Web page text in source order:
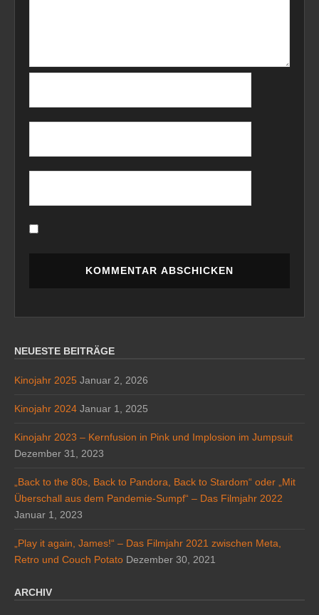
NEUESTE BEITRÄGE
Kinojahr 2025 Januar 2, 2026
Kinojahr 2024 Januar 1, 2025
Kinojahr 2023 – Kernfusion in Pink und Implosion im Jumpsuit
Dezember 31, 2023
„Back to the 80s, Back to Pandora, Back to Stardom“ oder „Mit
Überschall aus dem Pandemie-Sumpf“ – Das Filmjahr 2022
Januar 1, 2023
„Play it again, James!“ – Das Filmjahr 2021 zwischen Meta,
Retro und Couch Potato Dezember 30, 2021
ARCHIV